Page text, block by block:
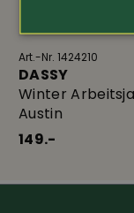
Art.-Nr. 1424210
DASSY
Winter
Austin
149.-